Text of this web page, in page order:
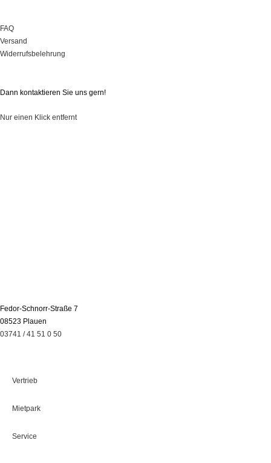
FAQ
Versand
Widerrufsbelehrung
Dann kontaktieren Sie uns gern!
Nur einen Klick entfernt
Fedor-Schnorr-Straße 7
08523 Plauen
03741 / 41 51 0 50
Vertrieb
Mietpark
Service